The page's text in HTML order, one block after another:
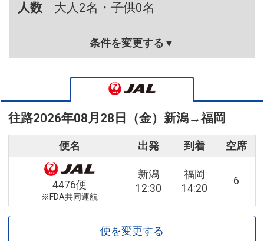
人数
大人2名・子供0名
条件を変更する▼
往路2026年08月28日（金） 新潟→福岡
便名 出発 到着 空席
4476便
※FDA共同運航
新潟
12:30
福岡
14:20
6
便を変更する